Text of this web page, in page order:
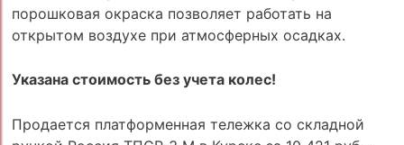
порошковая окраска позволяет работать на
открытом воздухе при атмосферных осадках.
Указана стоимость без учета колес!
Продается платформенная тележка со складной